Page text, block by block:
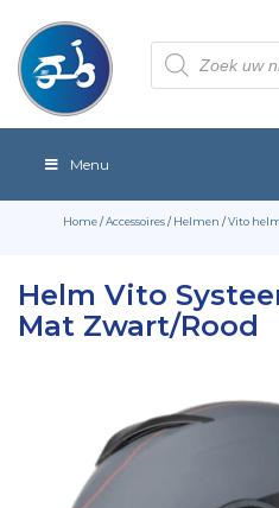
Producten
zoeken
Menu
Home/Accessoires/Helmen /Vito
Helm Vito
Mat Zwart/Rood